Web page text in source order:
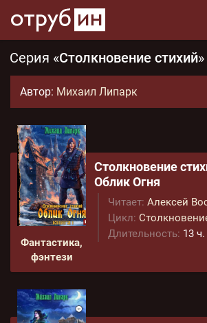
Серия «Столкновение стихий»
Автор: Михаил Липарк
Фантастика,
фэнтези
Столкновение
Облик Огня
Читает: Алексей
Цикл:
Длительность: 13